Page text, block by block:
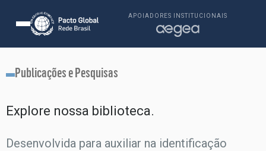
APOIADORES INSTITUCIONAIS
Publicações e Pesquisas
Explore nossa biblioteca.​
Desenvolvida para auxiliar na identificação